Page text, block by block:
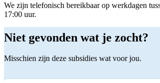
We zijn telefonisch bereikbaar op werkdagen
17:00 uur.
Niet gevonden wat je zocht?
Misschien zijn deze subsidies wat voor jou.